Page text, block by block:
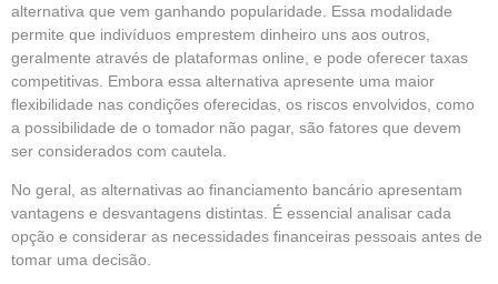
alternativa que vem ganhando popularidade. Essa modalidade
permite que indivíduos emprestem dinheiro uns aos outros,
geralmente através de plataformas online, e pode oferecer taxas
competitivas. Embora essa alternativa apresente uma maior
flexibilidade nas condições oferecidas, os riscos envolvidos, como
a possibilidade de o tomador não pagar, são fatores que devem
ser considerados com cautela.
No geral, as alternativas ao financiamento bancário apresentam
vantagens e desvantagens distintas. É essencial analisar cada
opção e considerar as necessidades financeiras pessoais antes de
tomar uma decisão.